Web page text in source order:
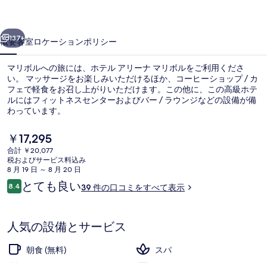
マ
リ
ボ
ル
の
写
真
ギ
ャ
リ
ー
次へ
137+
概要客室ロケーションポリシー
マリボルへの旅には、ホテル アリーナ マリボルをご利用くださ
い。 マッサージをお楽しみいただけるほか、コーヒーショップ / カ
フェで軽食をお召し上がりいただけます。この他に、この高級ホテ
ルにはフィットネスセンターおよびバー / ラウンジなどの設備が備
わっています。
現
在
の
料
金
は
す
￥17,295
合計 ￥20,077
税およびサービス料込み
8 月 19 日 ～ 8 月 20 日
口
コ
8.410段階中8.4
とても良い39 件の口コミをすべて表示
人気の設備とサービス
朝食 (無料)
スパ